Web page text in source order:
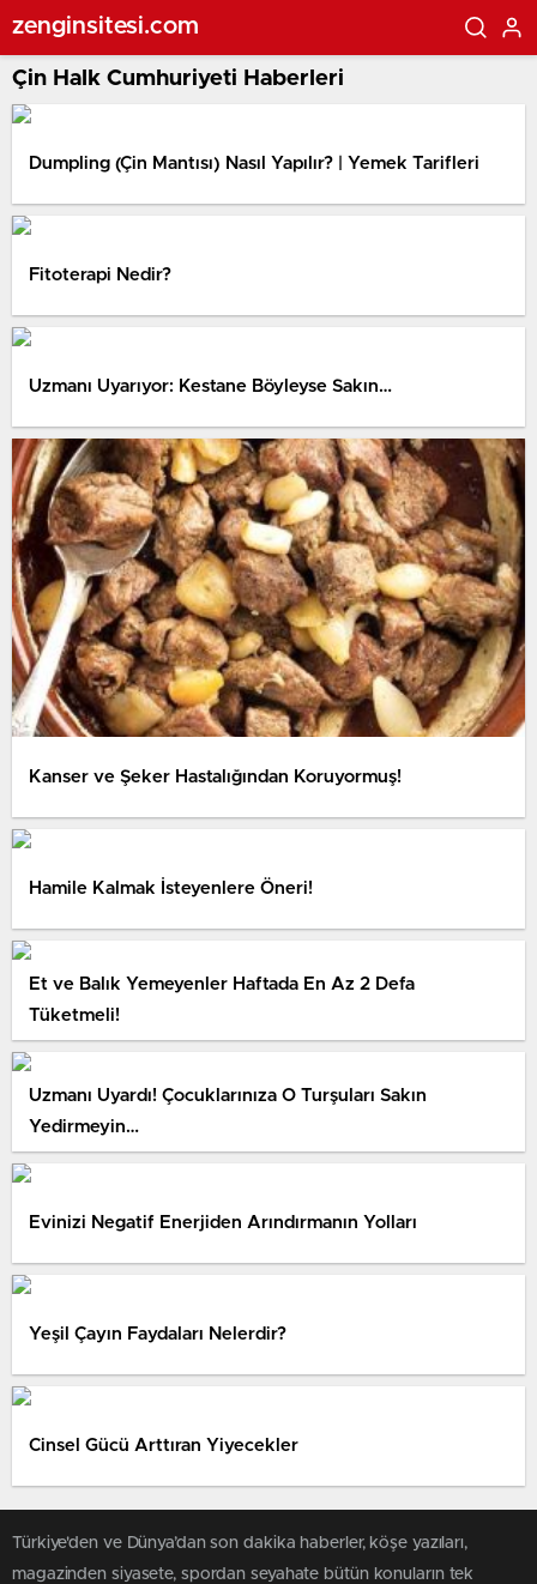
zenginsitesi.com
Çin Halk Cumhuriyeti Haberleri
Dumpling (Çin Mantısı) Nasıl Yapılır? | Yemek Tarifleri
Fitoterapi Nedir?
Uzmanı Uyarıyor: Kestane Böyleyse Sakın…
Kanser ve Şeker Hastalığından Koruyormuş!
Hamile Kalmak İsteyenlere Öneri!
Et ve Balık Yemeyenler Haftada En Az 2 Defa
Tüketmeli!
Uzmanı Uyardı! Çocuklarınıza O Turşuları Sakın
Yedirmeyin…
Evinizi Negatif Enerjiden Arındırmanın Yolları
Yeşil Çayın Faydaları Nelerdir?
Cinsel Gücü Arttıran Yiyecekler
Türkiye'den ve Dünya’dan son dakika haberler, köşe yazıları,
magazinden siyasete, spordan seyahate bütün konuların tek